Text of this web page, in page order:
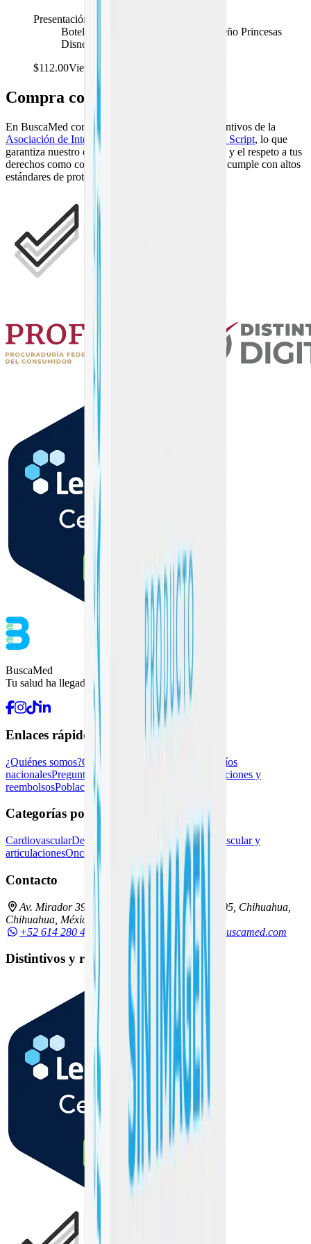
Presentación
Botella de plástico de 300 ml con diseño Princesas
Disney
$112.00Viendo
Compra con confianza
En BuscaMed contamos con certificaciones y distintivos de la
Asociación de Internet MX
Legit Script, lo que
garantiza nuestro compromiso con la transparencia y el respeto a tus
derechos como consumidor. Además, nuestro sitio cumple con altos
estándares de protección de datos.
BuscaMed
Tu salud ha llegado.
Enlaces rápidos
¿Quiénes somos?Contacto
Envíos
nacionalesPreguntas frecuentes
Devoluciones y
reembolsosPoblación vulnerable
Categorías populares
CardiovascularDermatología Endocrina general
Muscular y
articulacionesOncología e inmunoterapia
Contacto
Av. Mirador 3911-D, Los Sicomoros, C.P. 31205, Chihuahua,
Chihuahua, México
+52 614 280 4864
55 9331 4323 hola@buscamed.com
Distintivos y reconocimientos